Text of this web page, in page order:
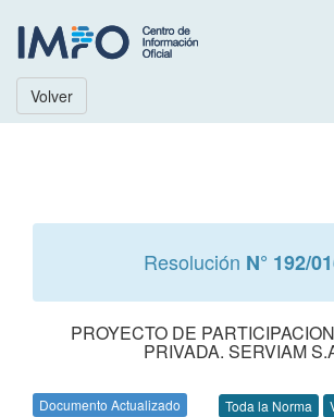
Volver
Resolución N° 192/
PROYECTO DE
PRIVADA. SERVIAM
Documento Actualizado Toda la Norma